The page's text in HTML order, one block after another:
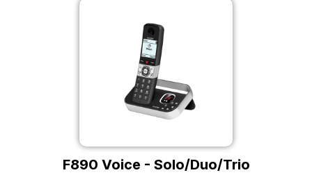
F890 Voice - Solo/Duo/Trio